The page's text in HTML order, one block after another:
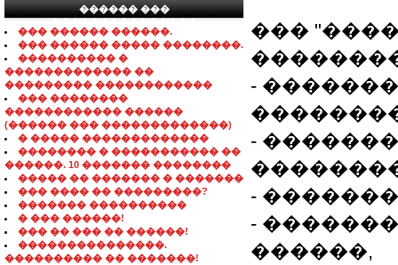
������ ���
���������������
��� ������ ������.
��� ������ ����� ��������.
���������� �
������������� ��
��������� ������������
��� ��������
������������ ������
(������ ��� �������������)
� ����� �������������
�������� � ����������� ��
������. 10 ������� ��������
����� �� ������� � �������
��� ���� �� ���������?
������� ����������
� ��� ������!
��� �� ��� �� ������!
���������������.
���������� �� �������!
���
-
-
-
-
������,